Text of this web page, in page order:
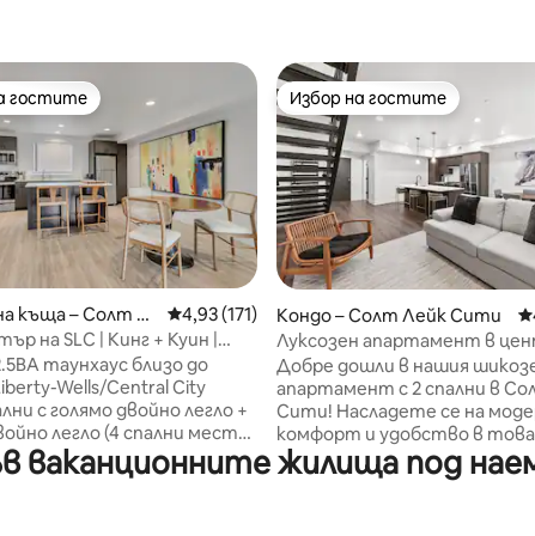
5, 174 отзива
гостите
гостите
къща – Солт Л
Средна оценка: 4,93 от 5, 171 отзива
4,93 (171)
на SLC | Кинг + Куин |
Гаражтаунхаус близо до
Wells/Central City
с голямо двойно легло +
легло (4 спални места)
матрак за гост №5. Вход
със специално
Избор на гостите
Избор на гостите
Кондо – Солт Лейк Сити
Луксозен апартамент в
града в близост до
ресторанти/барове
Добре дошли в нашия
апартамент с 2 спални в
Сити! Насладете се на
комфорт и удобство в това
новопостроено
заредената кухня е идеална
ваканционните жилища под